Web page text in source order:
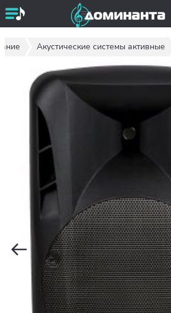
Акустические системы активные